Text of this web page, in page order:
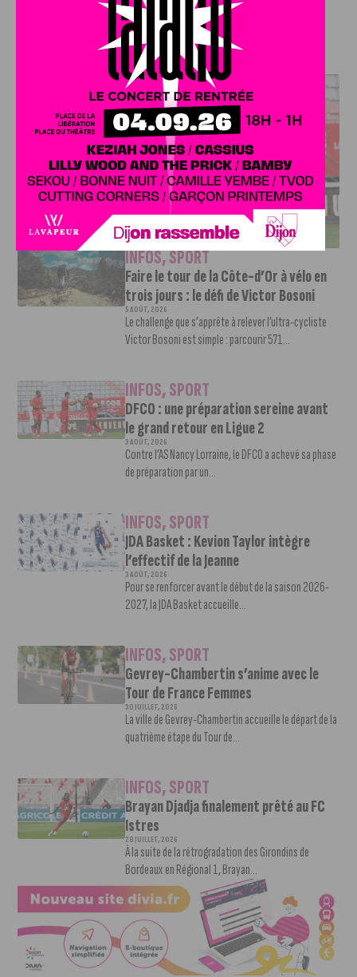
de la CAF, caf.fr
DFCO : UNE PRÉPARATION SEREINE AVANT LE GRAND
RETOUR EN LIGUE 2
INFOS,SPORT
Faire le tour de la Côte-d’Or à vélo en
trois jours : le défi de Victor Bosoni
5 AOÛT, 2026
Le challenge que s’apprête à relever l’ultra-cycliste
Victor Bosoni est simple : parcourir 571...
INFOS,SPORT
DFCO : une préparation sereine avant
le grand retour en Ligue 2
3 AOÛT, 2026
Contre l’AS Nancy Lorraine, le DFCO a achevé sa phase
de préparation par un...
INFOS,SPORT
JDA Basket : Kevion Taylor intègre
l’effectif de la Jeanne
3 AOÛT, 2026
Pour se renforcer avant le début de la saison 2026-
2027, la JDA Basket accueille...
INFOS,SPORT
Gevrey-Chambertin s’anime avec le
Tour de France Femmes
30 JUILLET, 2026
La ville de Gevrey-Chambertin accueille le départ de la
quatrième étape du Tour de...
INFOS,SPORT
Brayan Djadja finalement prêté au FC
Istres
28 JUILLET, 2026
À la suite de la rétrogradation des Girondins de
Bordeaux en Régional 1, Brayan...